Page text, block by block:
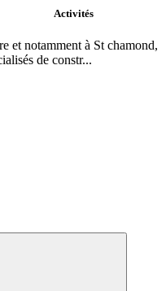
Activités
et notamment à St chamond,
de constr...